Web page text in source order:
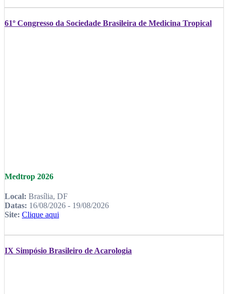
61º Congresso da Sociedade Brasileira de Medicina Tropical
Medtrop 2026
Local: Brasília, DF
Datas: 16/08/2026 - 19/08/2026
Site: Clique aqui
IX Simpósio Brasileiro de Acarologia